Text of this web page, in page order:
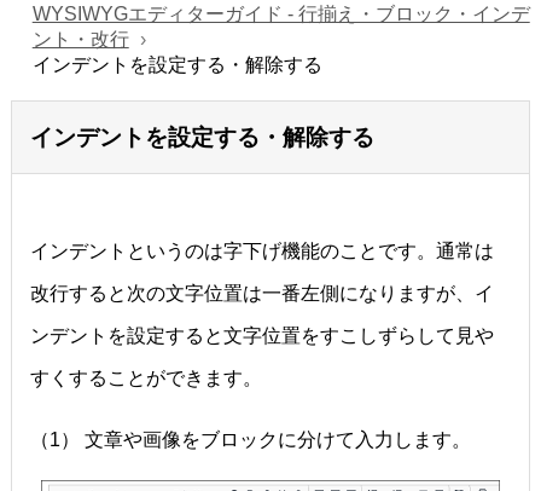
WYSIWYGエディターガイド - 行揃え・ブロック・インデ
ント・改行
インデントを設定する・解除する
インデントを設定する・解除する
インデントというのは字下げ機能のことです。通常は
改行すると次の文字位置は一番左側になりますが、イ
ンデントを設定すると文字位置をすこしずらして見や
すくすることができます。
（1） 文章や画像をブロックに分けて入力します。